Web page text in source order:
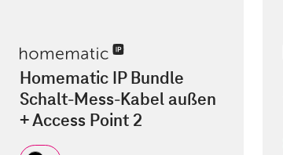
Homematic IP Bundle
Schalt-Mess-Kabel außen
+ Access Point 2